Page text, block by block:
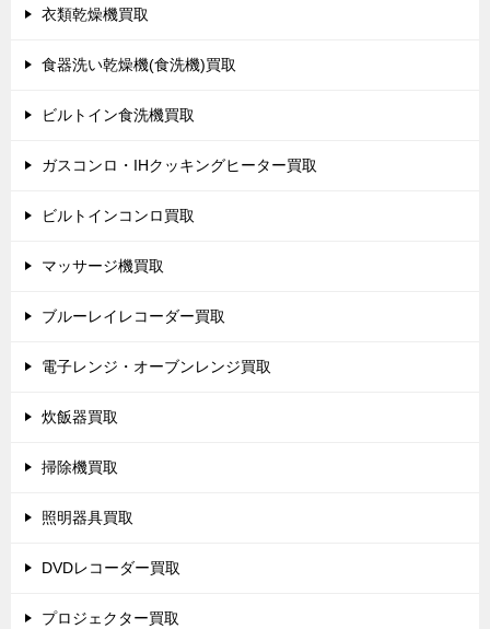
衣類乾燥機買取
食器洗い乾燥機(食洗機)買取
ビルトイン食洗機買取
ガスコンロ・IHクッキングヒーター買取
ビルトインコンロ買取
マッサージ機買取
ブルーレイレコーダー買取
電子レンジ・オーブンレンジ買取
炊飯器買取
掃除機買取
照明器具買取
DVDレコーダー買取
プロジェクター買取